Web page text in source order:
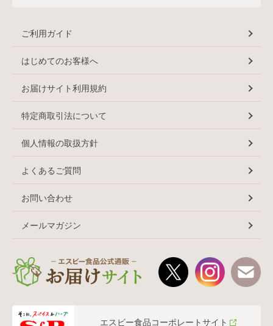
ご利用ガイド
はじめてのお客様へ
お届けサイト利用規約
特定商取引法について
個人情報の取扱方針
よくあるご質問
お問い合わせ
メールマガジン
エスビー食品コーポレートサイト